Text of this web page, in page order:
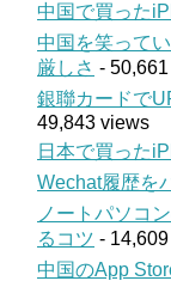
中国で買った
中国を笑って
厳しさ -
銀聯カードで
49,843 views
日本で買った
Wechat履歴を
ノートパソコ
るコツ -
中国のApp